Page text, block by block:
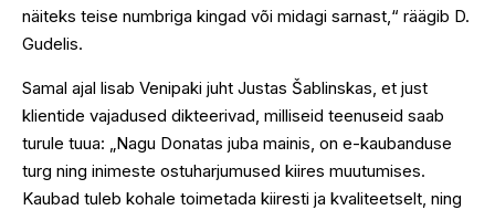
näiteks teise numbriga kingad või midagi sarnast,“ räägib D.
Gudelis.
Samal ajal lisab Venipaki juht Justas Šablinskas, et just
klientide vajadused dikteerivad, milliseid teenuseid saab
turule tuua: „Nagu Donatas juba mainis, on e-kaubanduse
turg ning inimeste ostuharjumused kiires muutumises.
Kaubad tuleb kohale toimetada kiiresti ja kvaliteetselt, ning